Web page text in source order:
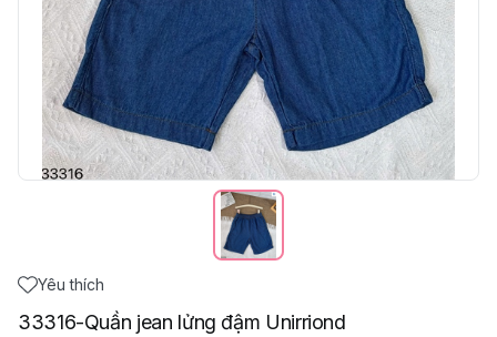
Yêu thích
33316-Quần jean lửng đậm Unirriond